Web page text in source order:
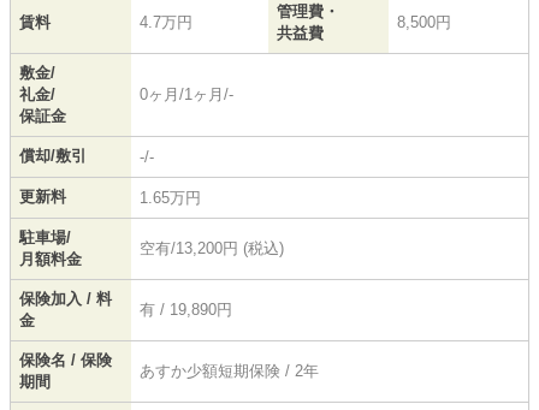
賃料 4.7万円
管理費・
共益費
8,500円
敷金/
礼金/
保証金
0ヶ月/1ヶ月/-
償却/敷引 -/-
更新料 1.65万円
駐車場/
月額料金
空有/13,200円 (税込)
保険加入 / 料
金
有 / 19,890円
保険名 / 保険
期間
あすか少額短期保険 / 2年